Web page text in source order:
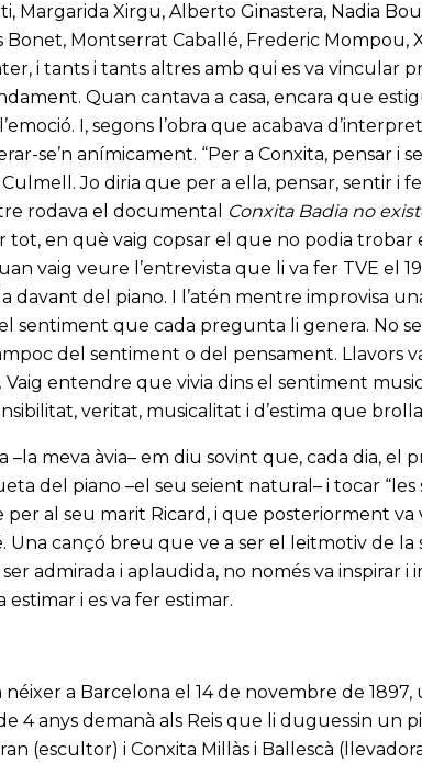
Margarida Xirgu, Alberto Ginastera, Nadia
Bonet, Montserrat Caballé, Frederic Mompou,
i tants i tants altres amb qui es va vincular
Quan cantava a casa, encara que
I, segons l’obra que acabava
se’n anímicament. “Per a Conxita, pensar i
Jo diria que per a ella, pensar, sentir i
rodava el documental Conxita Badia no
tot, en què vaig copsar el que no podia trobar
vaig veure l’entrevista que li va fer TVE el
davant del piano. I l’atén mentre improvisa
sentiment que cada pregunta li genera. No
del sentiment o del pensament. Llavors
Vaig entendre que vivia dins el sentiment
veritat, musicalitat i d’estima que
–la meva àvia– em diu sovint que, cada dia, el
del piano –el seu seient natural– i tocar
al seu marit Ricard, i que posteriorment va
cançó breu que ve a ser el leitmotiv de la
admirada i aplaudida, no només va inspirar
estimar i es va fer estimar.
néixer a Barcelona el 14 de novembre de
4 anys demanà als Reis que li duguessin un
(escultor) i Conxita Millàs i Ballescà